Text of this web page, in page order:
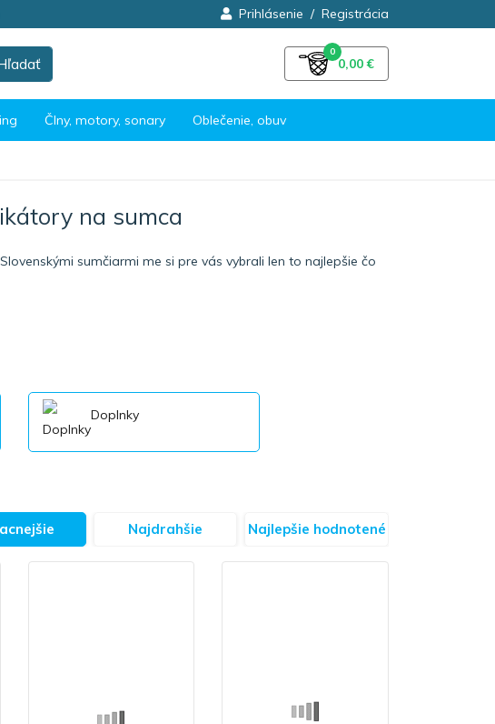
Prihlásenie / Registrácia
0,00 €
0
Člny, motory, sonary Oblečenie, obuv
na sumca
sumčiarmi me si pre vás vybrali len to najlepšie čo
Doplnky
Najdrahšie Najlepšie hodnotené